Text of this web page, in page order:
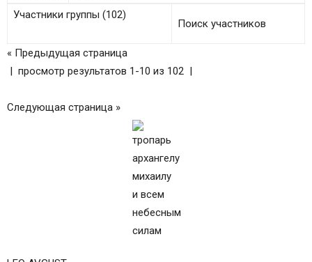
Ин кондак Архангелу Гавриилу, глас 2
Ин кондак Архангелу Гавриилу, глас 2
Молитва вторая Архангелу Гавриилу
Молитва вторая Архангелу Рафаилу
ТРОПАРИ И КОНДАКИ
МОЛИТВЫ АРХИСТРАТИГУ МИХАИЛУ
МОЛИТВЫ АНГЕЛАМ И МОЛИТВЫ
АРХАНГЕЛАМ НА КАЖДЫЙ ДЕНЬ НЕДЕЛИ
АКАФИСТ АРХАНГЕЛУ МИХАИЛУ
Участники группы (102)
Поиск участников
« Предыдущая страница
| просмотр результатов 1-10 из 102 |
Следующая страница »